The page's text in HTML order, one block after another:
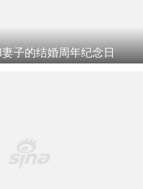
子的结婚周年纪念日